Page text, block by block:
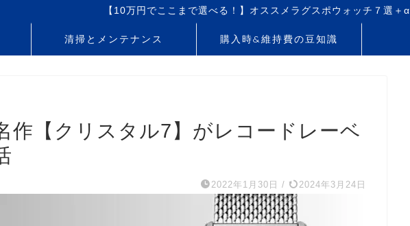
【10万円でここまで選べる！】オススメラグスポウォッチ７選＋α
清掃とメンテナンス 購入時&維持費の豆知識
作【クリスタル7】がレコードレーベ
2022年1月30日 / 2024年3月24日